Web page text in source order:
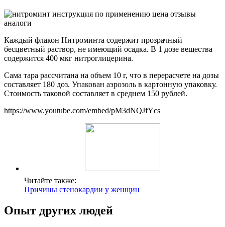
Каждый флакон Нитроминта содержит прозрачный
бесцветный раствор, не имеющий осадка. В 1 дозе вещества
содержится 400 мкг нитроглицерина.
Сама тара рассчитана на объем 10 г, что в перерасчете на дозы
составляет 180 доз. Упакован аэрозоль в картонную упаковку.
Стоимость таковой составляет в среднем 150 рублей.
https://www.youtube.com/embed/pM3dNQJfYcs
Читайте также:
Причины стенокардии у женщин
Опыт других людей